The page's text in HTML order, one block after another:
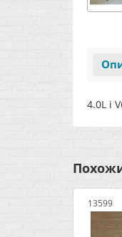
4.0L i
13599